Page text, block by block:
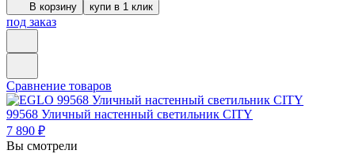
В корзину купи в 1 клик
под заказ
Сравнение товаров
99568 Уличный настенный светильник CITY
7 890 ₽
Вы смотрели